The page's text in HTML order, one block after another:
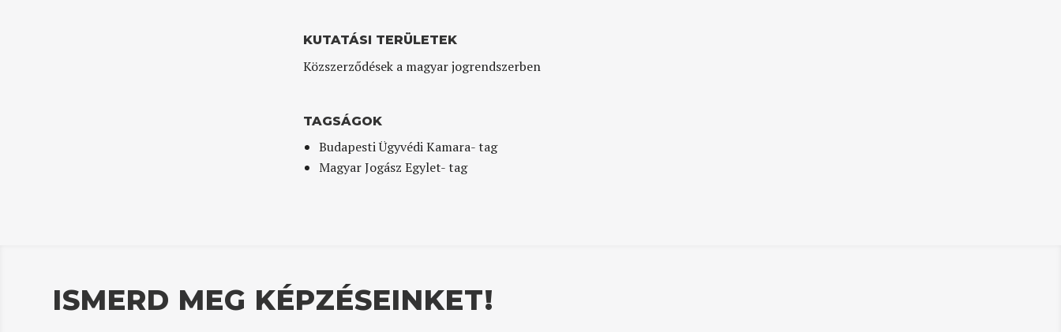
KUTATÁSI TERÜLETEK
Közszerződések a magyar jogrendszerben
TAGSÁGOK
Budapesti Ügyvédi Kamara- tag
Magyar Jogász Egylet- tag
ISMERD MEG KÉPZÉSEINKET!